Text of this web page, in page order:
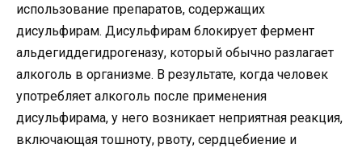
использование препаратов, содержащих
дисульфирам. Дисульфирам блокирует фермент
альдегиддегидрогеназу, который обычно разлагает
алкоголь в организме. В результате, когда человек
употребляет алкоголь после применения
дисульфирама, у него возникает неприятная реакция,
включающая тошноту, рвоту, сердцебиение и